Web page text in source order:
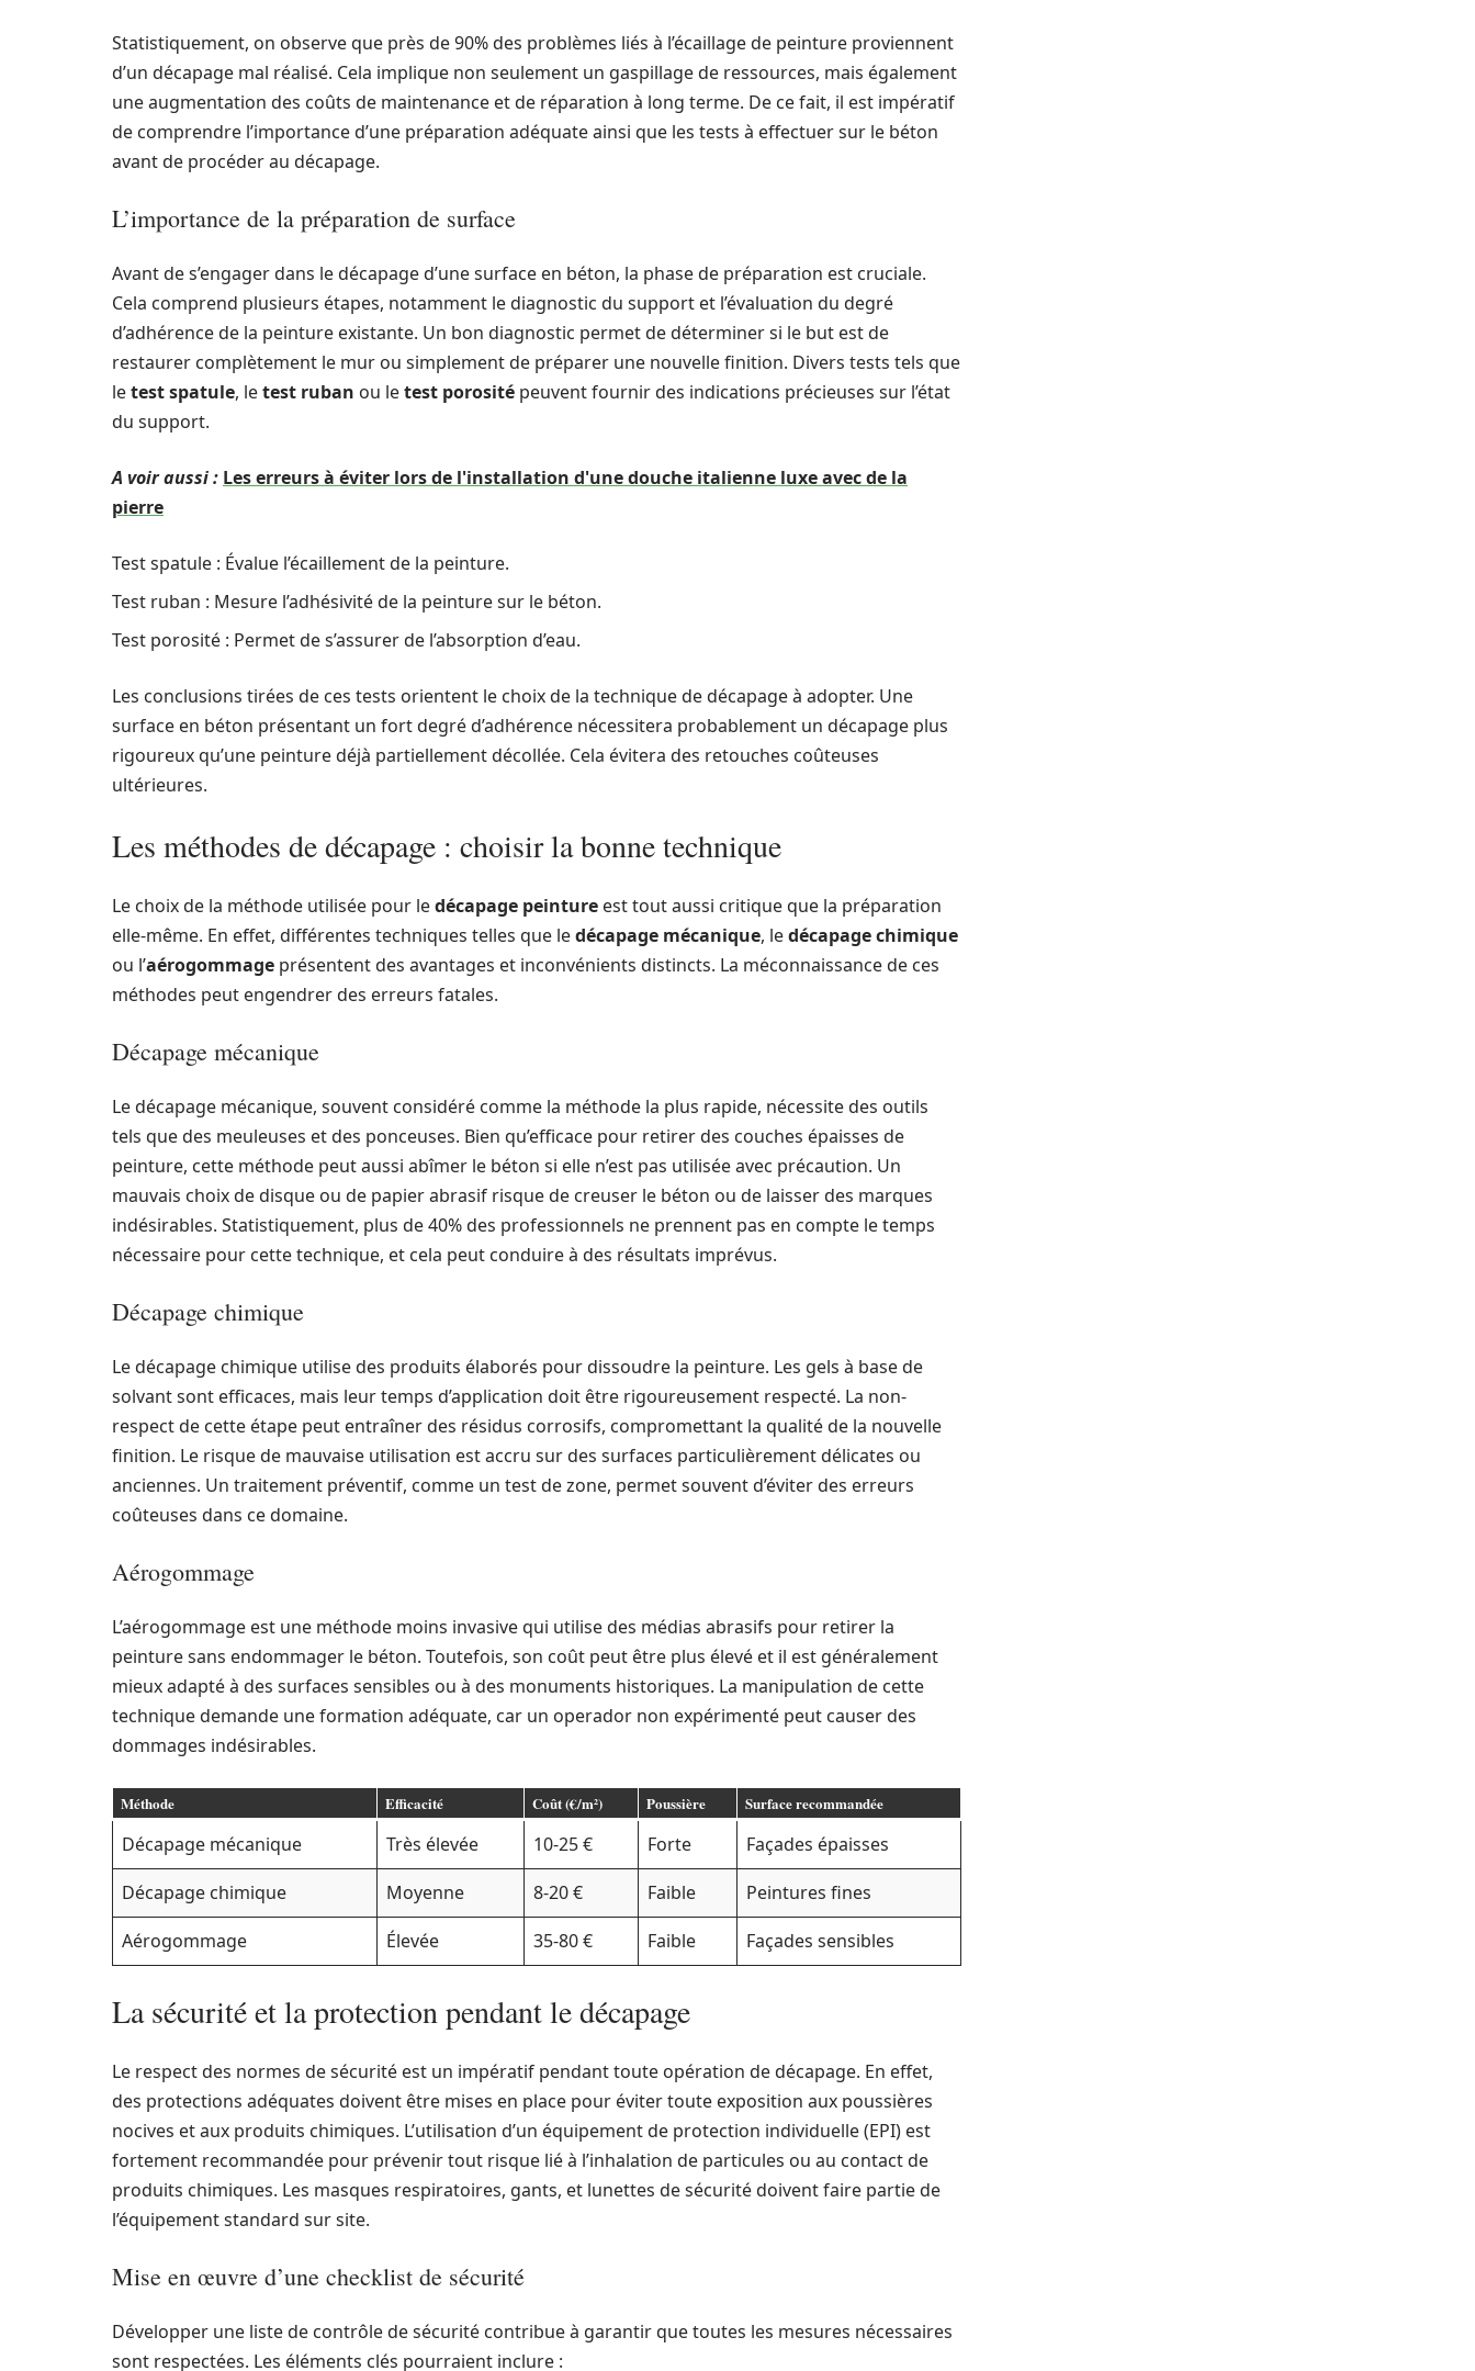
Statistiquement, on observe que près de 90% des problèmes liés à l’écaillage de peinture proviennent
d’un décapage mal réalisé. Cela implique non seulement un gaspillage de ressources, mais également
une augmentation des coûts de maintenance et de réparation à long terme. De ce fait, il est impératif
de comprendre l’importance d’une préparation adéquate ainsi que les tests à effectuer sur le béton
avant de procéder au décapage.
L’importance de la préparation de surface
Avant de s’engager dans le décapage d’une surface en béton, la phase de préparation est cruciale.
Cela comprend plusieurs étapes, notamment le diagnostic du support et l’évaluation du degré
d’adhérence de la peinture existante. Un bon diagnostic permet de déterminer si le but est de
restaurer complètement le mur ou simplement de préparer une nouvelle finition. Divers tests tels que
letest spatule, letest ruban ou letest porosité peuvent fournir des indications précieuses sur l’état
du support.
A voir aussi : Les erreurs à éviter lors de l'installation d'une douche italienne luxe avec de la
pierre
Test spatule : Évalue l’écaillement de la peinture.
Test ruban : Mesure l’adhésivité de la peinture sur le béton.
Test porosité : Permet de s’assurer de l’absorption d’eau.
Les conclusions tirées de ces tests orientent le choix de la technique de décapage à adopter. Une
surface en béton présentant un fort degré d’adhérence nécessitera probablement un décapage plus
rigoureux qu’une peinture déjà partiellement décollée. Cela évitera des retouches coûteuses
ultérieures.
Les méthodes de décapage : choisir la bonne technique
Le choix de la méthode utilisée pour ledécapage peinture est tout aussi critique que la préparation
elle-même. En effet, différentes techniques telles que ledécapage mécanique, ledécapage chimique
ou l’aérogommage présentent des avantages et inconvénients distincts. La méconnaissance de ces
méthodes peut engendrer des erreurs fatales.
Décapage mécanique
Le décapage mécanique, souvent considéré comme la méthode la plus rapide, nécessite des outils
tels que des meuleuses et des ponceuses. Bien qu’efficace pour retirer des couches épaisses de
peinture, cette méthode peut aussi abîmer le béton si elle n’est pas utilisée avec précaution. Un
mauvais choix de disque ou de papier abrasif risque de creuser le béton ou de laisser des marques
indésirables. Statistiquement, plus de 40% des professionnels ne prennent pas en compte le temps
nécessaire pour cette technique, et cela peut conduire à des résultats imprévus.
Décapage chimique
Le décapage chimique utilise des produits élaborés pour dissoudre la peinture. Les gels à base de
solvant sont efficaces, mais leur temps d’application doit être rigoureusement respecté. La non-
respect de cette étape peut entraîner des résidus corrosifs, compromettant la qualité de la nouvelle
finition. Le risque de mauvaise utilisation est accru sur des surfaces particulièrement délicates ou
anciennes. Un traitement préventif, comme un test de zone, permet souvent d’éviter des erreurs
coûteuses dans ce domaine.
Aérogommage
L’aérogommage est une méthode moins invasive qui utilise des médias abrasifs pour retirer la
peinture sans endommager le béton. Toutefois, son coût peut être plus élevé et il est généralement
mieux adapté à des surfaces sensibles ou à des monuments historiques. La manipulation de cette
technique demande une formation adéquate, car un operador non expérimenté peut causer des
dommages indésirables.
Méthode Efficacité Coût (€/m²) Poussière Surface recommandée
Décapage mécanique Très élevée 10-25 € Forte
Façades épaisses
Décapage chimique
Moyenne 8-20 € Faible
Peintures fines
Aérogommage
Élevée 35-80 € Faible Façades sensibles
La sécurité et la protection pendant le décapage
Le respect des normes de sécurité est un impératif pendant toute opération de décapage. En effet,
des protections adéquates doivent être mises en place pour éviter toute exposition aux poussières
nocives et aux produits chimiques. L’utilisation d’un équipement de protection individuelle (EPI) est
fortement recommandée pour prévenir tout risque lié à l’inhalation de particules ou au contact de
produits chimiques. Les masques respiratoires, gants, et lunettes de sécurité doivent faire partie de
l’équipement standard sur site.
Mise en œuvre d’une checklist de sécurité
Développer une liste de contrôle de sécurité contribue à garantir que toutes les mesures nécessaires
sont respectées. Les éléments clés pourraient inclure :